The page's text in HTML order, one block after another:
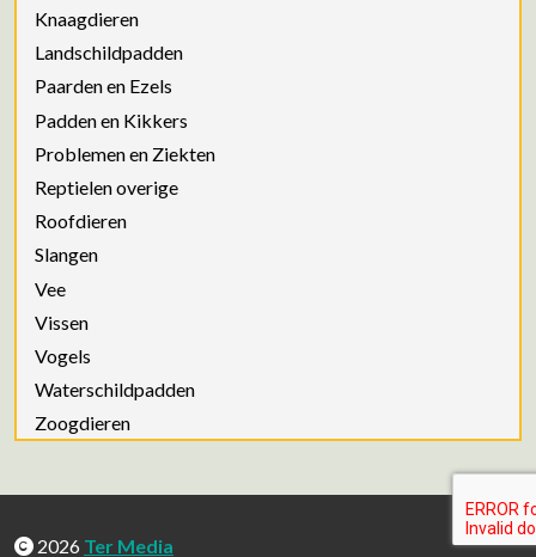
Knaagdieren
Landschildpadden
Paarden en Ezels
Padden en Kikkers
Problemen en Ziekten
Reptielen overige
Roofdieren
Slangen
Vee
Vissen
Vogels
Waterschildpadden
Zoogdieren
2026 Ter Media